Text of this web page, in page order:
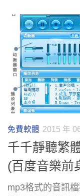
免費軟體 2015 年
千千靜聽繁
(百度音樂前
mp3格式的音訊